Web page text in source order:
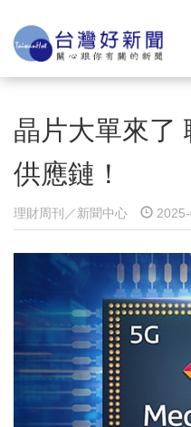
晶片大單來了
供應鏈！
理財周刊／新聞中心